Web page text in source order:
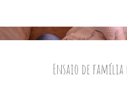
Ensaio de